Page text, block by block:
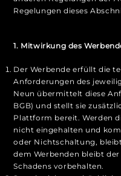
Regelungen dieses
1. Mitwirkung des
Der Werbende erfüllt die
Anforderungen des
Neun übermittelt diese
BGB) und stellt sie
Plattform bereit. Werden
nicht eingehalten und
oder Nichtschaltung,
dem Werbenden bleibt
Schadens vorbehalten.